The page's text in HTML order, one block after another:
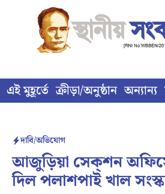
content
এই মুহূর্তে ক্রীড়া/অনুষ্ঠান অন্যান্য
দাবি/অভিযোগ
আজুড়িয়া সেক্শন
দিল পলাশপাই খাল